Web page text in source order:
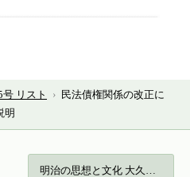
号 リスト ›
民法債権関係の改正に
明
明治の思想と文化 大久保利謙歴史著作集 … →